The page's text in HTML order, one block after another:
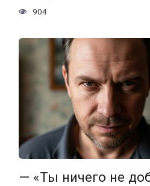
904
— «Ты ничего не